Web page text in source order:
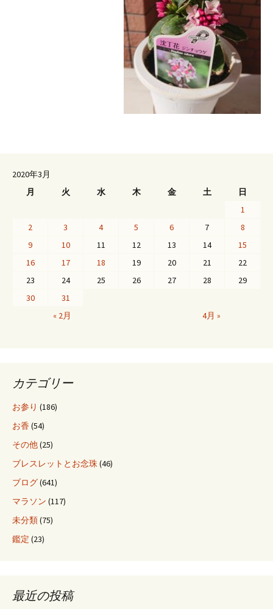
2020年3月
月
火 水 木 金 土
日
1
2
3 4 5 6 7
8
9
10 11 12 13 14
15
16
17 18 19 20 21
22
23
24 25 26 27 28
29
30
31
« 2月
4月 »
カテゴリー
お参り (186)
お香(54)
その他(25)
ブレスレットとお念珠(46)
ブログ(641)
マラソン (117)
未分類(75)
鑑定 (23)
最近の投稿